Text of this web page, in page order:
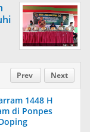
Prev Next
1448 H
di Ponpes